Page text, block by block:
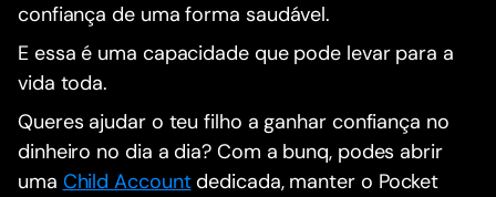
confiança de uma forma saudável.
E essa é uma capacidade que pode levar para a
vida toda.
Queres ajudar o teu filho a ganhar confiança no
dinheiro no dia a dia? Com a bunq, podes abrir
uma Child Accountdedicada, manter o Pocket